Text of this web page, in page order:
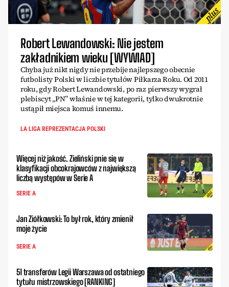
Robert Lewandowski: Nie jestem
zakładnikiem wieku [WYWIAD]
Chyba już nikt nigdy nie przebije najlepszego obecnie
futbolisty Polski w liczbie tytułów Piłkarza Roku. Od 2011
roku, gdy Robert Lewandowski, po raz pierwszy wygrał
plebiscyt „PN” właśnie w tej kategorii, tylko dwukrotnie
ustąpił miejsca komuś innemu.
LA LIGA REPREZENTACJA POLSKI
Więcej niż jakość. Zieliński pnie się w
klasyfikacji obcokrajowców z największą
liczbą występów w Serie A
SERIE A
Jan Ziółkowski: To był rok, który zmienił
moje życie
SERIE A
51 transferów Legii Warszawa od ostatniego
tytułu mistrzowskiego [RANKING]